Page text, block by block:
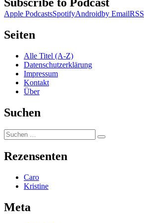
Subscribe to Podcast
Apple PodcastsSpotifyAndroidby EmailRSS
Seiten
Alle Titel (A-Z)
Datenschutzerklärung
Impressum
Kontakt
Über
Suchen
Suchen
nach:
Suchen
Rezensenten
Caro
Kristine
Meta